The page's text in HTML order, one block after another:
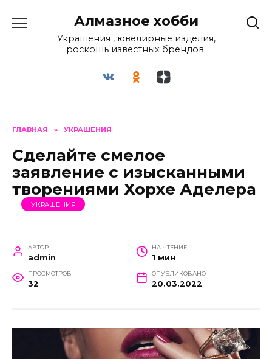
содержанию
Алмазное хобби
Украшения , ювелирные изделия,
роскошь известных брендов.
ГЛАВНАЯ » УКРАШЕНИЯ
Сделайте смелое
заявление с изысканными
творениями Хорхе Аделера
УКРАШЕНИЯ
АВТОР
admin
НА ЧТЕНИЕ
1 мин
ПРОСМОТРОВ
32
ОПУБЛИКОВАНО
20.03.2022